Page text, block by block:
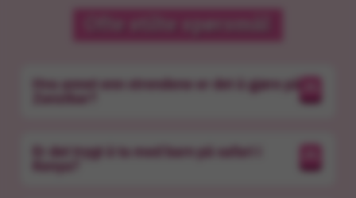
Hva annet enn strendene er det å gjøre på
Er det trygt å ta med barn på safari i